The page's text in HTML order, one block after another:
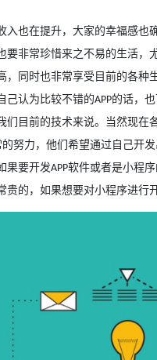
入也在提升，大家的幸福感也
要非常珍惜来之不易的生活
，同时也非常享受目前的各种
己认为比较不错的APP的话，
们目前的技术来说。当然现
努力，他们希望通过自己开
果要开发APP软件或者是小程
贵的，如果想要对小程序进行